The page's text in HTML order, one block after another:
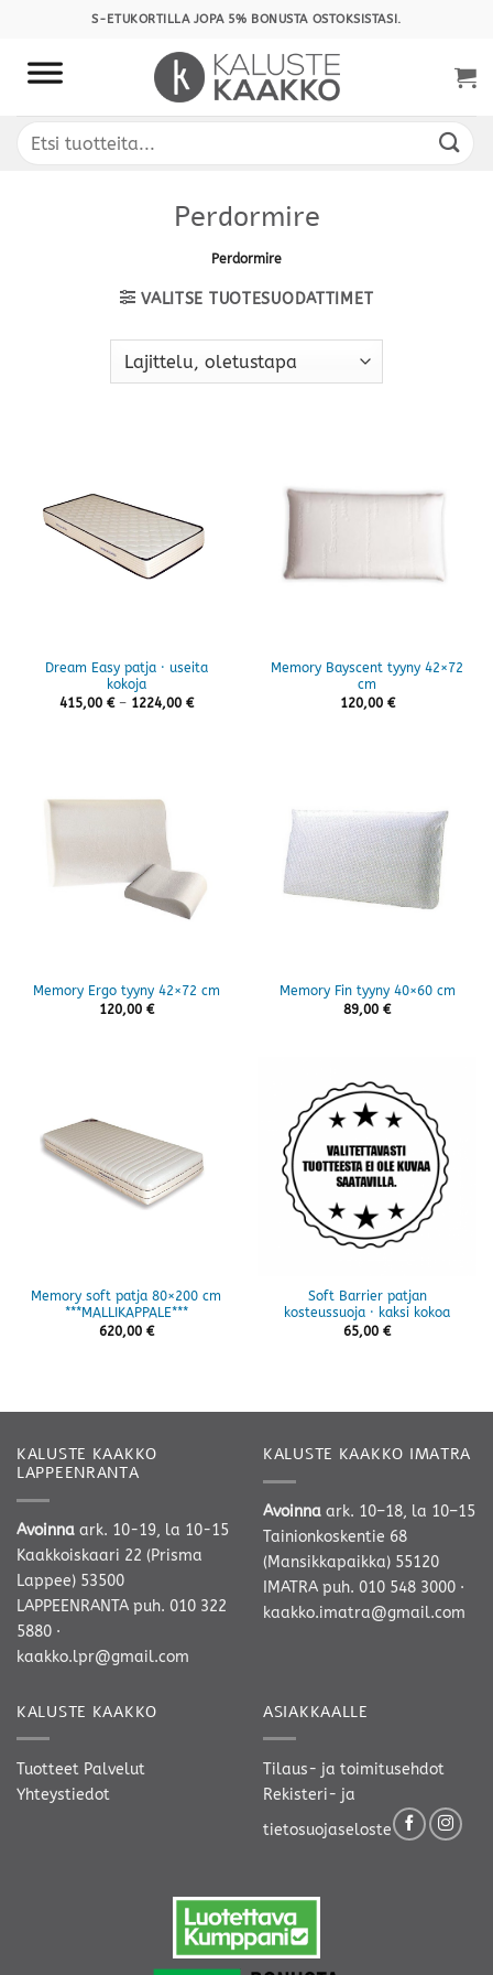
content
S-ETUKORTILLA JOPA 5% BONUSTA OSTOKSISTASI.
Etsi:
Perdormire
Perdormire
VALITSE TUOTESUODATTIMET
Dream Easy patja · useita
kokoja
415,00 € – 1224,00 €Hintaluokka:
Memory Bayscent tyyny 42×72
cm
120,00 €
Memory Ergo tyyny 42×72 cm
120,00 €
Memory Fin tyyny 40×60 cm
89,00 €
Memory soft patja 80×200 cm
***MALLIKAPPALE***
620,00 €
Soft Barrier patjan
kosteussuoja · kaksi kokoa
65,00 €
KALUSTE KAAKKO
LAPPEENRANTA
Avoinna ark. 10-19, la 10-15
Kaakkoiskaari 22 (Prisma
Lappee) 53500
LAPPEENRANTA puh. 010 322
5880 ·
kaakko.lpr@gmail.com
KALUSTE KAAKKO IMATRA
Avoinna ark. 10–18, la 10–15
Tainionkoskentie 68
(Mansikkapaikka) 55120
IMATRA puh. 010 548 3000 ·
kaakko.imatra@gmail.com
KALUSTE KAAKKO
Tuotteet Palvelut
Yhteystiedot
ASIAKKAALLE
Tilaus- ja toimitusehdot
Rekisteri- ja
tietosuojaseloste